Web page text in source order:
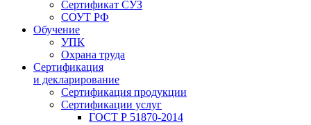
Сертификат СУЗ
СОУТ РФ
Обучение
УПК
Охрана труда
Сертификация
и декларирование
Сертификация продукции
Сертификации услуг
ГОСТ Р 51870-2014